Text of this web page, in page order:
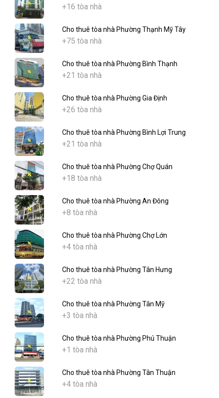
+16 tòa nhà
Cho thuê tòa nhà Phường Thạnh Mỹ Tây
+75 tòa nhà
Cho thuê tòa nhà Phường Bình Thạnh
+21 tòa nhà
Cho thuê tòa nhà Phường Gia Định
+26 tòa nhà
Cho thuê tòa nhà Phường Bình Lợi Trung
+21 tòa nhà
Cho thuê tòa nhà Phường Chợ Quán
+18 tòa nhà
Cho thuê tòa nhà Phường An Đông
+8 tòa nhà
Cho thuê tòa nhà Phường Chợ Lớn
+4 tòa nhà
Cho thuê tòa nhà Phường Tân Hưng
+22 tòa nhà
Cho thuê tòa nhà Phường Tân Mỹ
+3 tòa nhà
Cho thuê tòa nhà Phường Phú Thuận
+1 tòa nhà
Cho thuê tòa nhà Phường Tân Thuận
+4 tòa nhà